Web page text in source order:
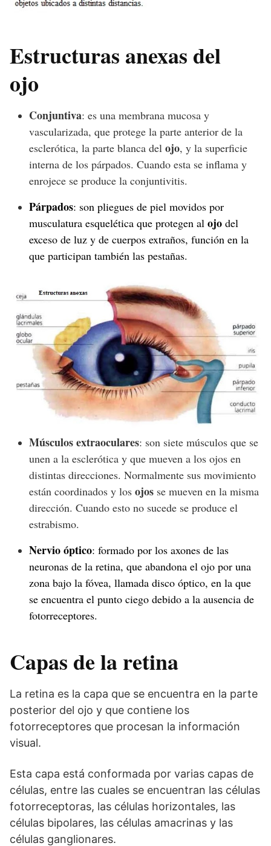
Estructuras anexas del
ojo
Conjuntiva: es una membrana mucosa y
vascularizada, que protege la parte anterior de la
esclerótica, la parte blanca del ojo, y la superficie
interna de los párpados. Cuando esta se inflama y
enrojece se produce la conjuntivitis.
Párpados: son pliegues de piel movidos por
musculatura esquelética que protegen al ojo del
exceso de luz y de cuerpos extraños, función en la
que participan también las pestañas.
Músculos extraoculares: son siete músculos que se
unen a la esclerótica y que mueven a los ojos en
distintas direcciones. Normalmente sus movimiento
están coordinados y los ojos se mueven en la misma
dirección. Cuando esto no sucede se produce el
estrabismo.
Nervio óptico: formado por los axones de las
neuronas de la retina, que abandona el ojo por una
zona bajo la fóvea, llamada disco óptico, en la que
se encuentra el punto ciego debido a la ausencia de
fotorreceptores.
Capas de la retina
La retina es la capa que se encuentra en la parte
posterior del ojo y que contiene los
fotorreceptores que procesan la información
visual.
Esta capa está conformada por varias capas de
células, entre las cuales se encuentran las células
fotorreceptoras, las células horizontales, las
células bipolares, las células amacrinas y las
células ganglionares.